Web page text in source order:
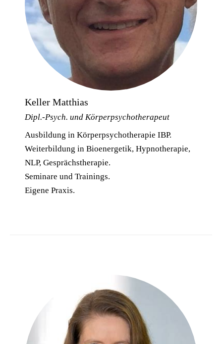
Keller Matthias
Dipl.-Psych. und Körperpsychotherapeut
Ausbildung in Körperpsychotherapie IBP.
Weiterbildung in Bioenergetik, Hypnotherapie,
NLP, Gesprächstherapie.
Seminare und Trainings.
Eigene Praxis.